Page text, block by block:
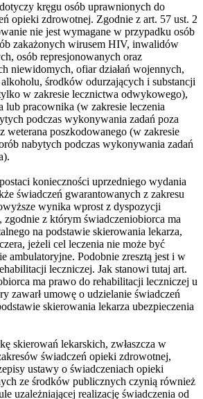
kręgu osób uprawnionych do
opieki zdrowotnej. Zgodnie z art. 57 ust. 2
nie jest wymagane w przypadku osób
zakażonych wirusem HIV, inwalidów
osób represjonowanych oraz
niewidomych, ofiar działań wojennych,
środków odurzających i substancji
w zakresie lecznictwa odwykowego),
lub pracownika (w zakresie leczenia
podczas wykonywania zadań poza
weterana poszkodowanego (w zakresie
nabytych podczas wykonywania zadań
konieczności uprzedniego wydania
świadczeń gwarantowanych z zakresu
wynika wprost z dyspozycji
zgodnie z którym świadczeniobiorca ma
na podstawie skierowania lekarza,
jeżeli cel leczenia nie może być
ambulatoryjne. Podobnie zresztą jest i w
leczniczej. Jak stanowi tutaj art.
ma prawo do rehabilitacji leczniczej u
zawarł umowę o udzielanie świadczeń
skierowania lekarza ubezpieczenia
skierowań lekarskich, zwłaszcza w
świadczeń opieki zdrowotnej,
ustawy o świadczeniach opieki
ze środków publicznych czynią również
uzależniającej realizację świadczenia od